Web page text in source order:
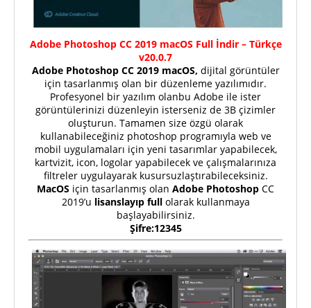
Adobe Photoshop CC 2019 macOS Full İndir – Türkçe
v20.0.7
Adobe Photoshop CC 2019 macOS, dijital görüntüler
için tasarlanmış olan bir düzenleme yazılımıdır.
Profesyonel bir yazılım olanbu Adobe ile ister
görüntülerinizi düzenleyin isterseniz de 3B çizimler
oluşturun. Tamamen size özgü olarak
kullanabileceğiniz photoshop programıyla web ve
mobil uygulamaları için yeni tasarımlar yapabilecek,
kartvizit, icon, logolar yapabilecek ve çalışmalarınıza
filtreler uygulayarak kusursuzlaştırabileceksiniz.
MacOS için tasarlanmış olan Adobe Photoshop CC
2019’u lisanslayıp fullolarak kullanmaya
başlayabilirsiniz.
Şifre:12345